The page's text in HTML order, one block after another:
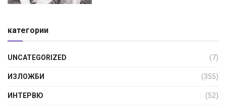
категории
UNCATEGORIZED (7)
ИЗЛОЖБИ (355)
ИНТЕРВЮ (52)